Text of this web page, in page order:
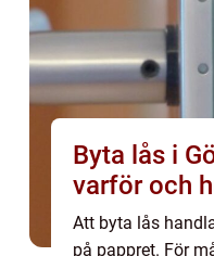
Byta lås i
varför och
Att byta lås
på pappret. För